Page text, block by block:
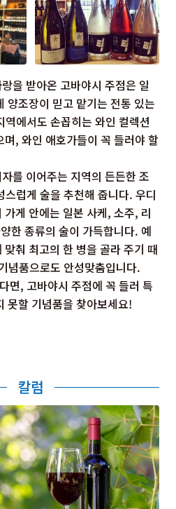
을 받아온 고바야시 주점은 일
양조장이 믿고 맡기는 전통 있는
에서도 손꼽히는 와인 컬렉션
, 와인 애호가들이 꼭 들러야 할
를 이어주는 지역의 든든한 조
스럽게 술을 추천해 줍니다. 우디
게 안에는 일본 사케, 소주, 리
한 종류의 술이 가득합니다. 예
춰 최고의 한 병을 골라 주기 때
념품으로도 안성맞춤입니다.
면, 고바야시 주점에 꼭 들러 특
못할 기념품을 찾아보세요!
칼럼